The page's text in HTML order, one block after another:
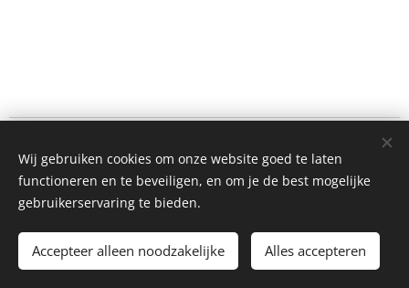
Toevoegen aan de winkelwagen
Cookies
Wij gebruiken cookies om onze website goed te laten
functioneren en te beveiligen, en om je de best mogelijke
gebruikerservaring te bieden.
Accepteer alleen noodzakelijke Alles accepteren